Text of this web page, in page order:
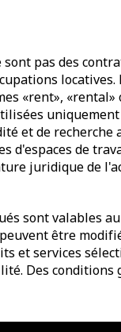
sont pas des
locatives.
«rent», «rental»
et de recherche
d'espaces de
juridique de
sont valables
être
et services
Des conditions